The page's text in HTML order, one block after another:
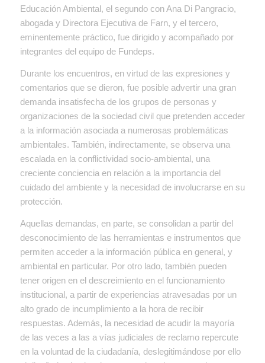
Educación Ambiental, el segundo con Ana Di Pangracio,
abogada y Directora Ejecutiva de Farn, y el tercero,
eminentemente práctico, fue dirigido y acompañado por
integrantes del equipo de Fundeps.
Durante los encuentros, en virtud de las expresiones y
comentarios que se dieron, fue posible advertir una gran
demanda insatisfecha de los grupos de personas y
organizaciones de la sociedad civil que pretenden acceder
a la información asociada a numerosas problemáticas
ambientales. También, indirectamente, se observa una
escalada en la conflictividad socio-ambiental, una
creciente conciencia en relación a la importancia del
cuidado del ambiente y la necesidad de involucrarse en su
protección.
Aquellas demandas, en parte, se consolidan a partir del
desconocimiento de las herramientas e instrumentos que
permiten acceder a la información pública en general, y
ambiental en particular. Por otro lado, también pueden
tener origen en el descreimiento en el funcionamiento
institucional, a partir de experiencias atravesadas por un
alto grado de incumplimiento a la hora de recibir
respuestas. Además, la necesidad de acudir la mayoría
de las veces a las a vías judiciales de reclamo repercute
en la voluntad de la ciudadanía, deslegitimándose por ello